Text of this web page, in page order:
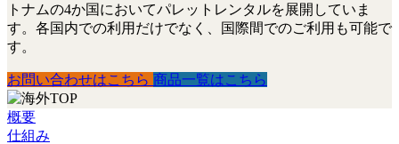
トナムの4か国においてパレットレンタルを展開していま
す。各国内での利用だけでなく、国際間でのご利用も可能で
す。
お問い合わせはこちら 商品一覧はこちら
概要
仕組み